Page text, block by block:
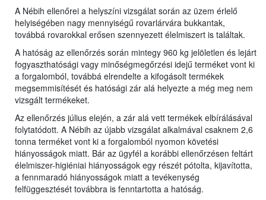
A Nébih ellenőrei a helyszíni vizsgálat során az üzem érlelő
helyiségében nagy mennyiségű rovarlárvára bukkantak,
továbbá rovarokkal erősen szennyezett élelmiszert is találtak.
A hatóság az ellenőrzés során mintegy 960 kg jelöletlen és lejárt
fogyaszthatósági vagy minőségmegőrzési idejű terméket vont ki
a forgalomból, továbbá elrendelte a kifogásolt termékek
megsemmisítését és hatósági zár alá helyezte a még meg nem
vizsgált termékeket.
Az ellenőrzés július elején, a zár alá vett termékek elbírálásával
folytatódott. A Nébih az újabb vizsgálat alkalmával csaknem 2,6
tonna terméket vont ki a forgalomból nyomon követési
hiányosságok miatt. Bár az ügyfél a korábbi ellenőrzésen feltárt
élelmiszer-higiéniai hiányosságok egy részét pótolta, kijavította,
a fennmaradó hiányosságok miatt a tevékenység
felfüggesztését továbbra is fenntartotta a hatóság.